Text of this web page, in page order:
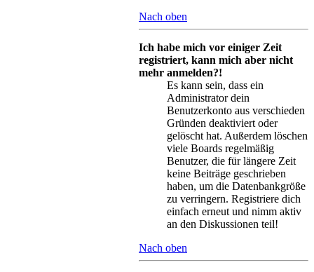
Nach oben
Ich habe mich vor einiger Zeit
registriert, kann mich aber nicht
mehr anmelden?!
Es kann sein, dass ein
Administrator dein
Benutzerkonto aus verschieden
Gründen deaktiviert oder
gelöscht hat. Außerdem löschen
viele Boards regelmäßig
Benutzer, die für längere Zeit
keine Beiträge geschrieben
haben, um die Datenbankgröße
zu verringern. Registriere dich
einfach erneut und nimm aktiv
an den Diskussionen teil!
Nach oben